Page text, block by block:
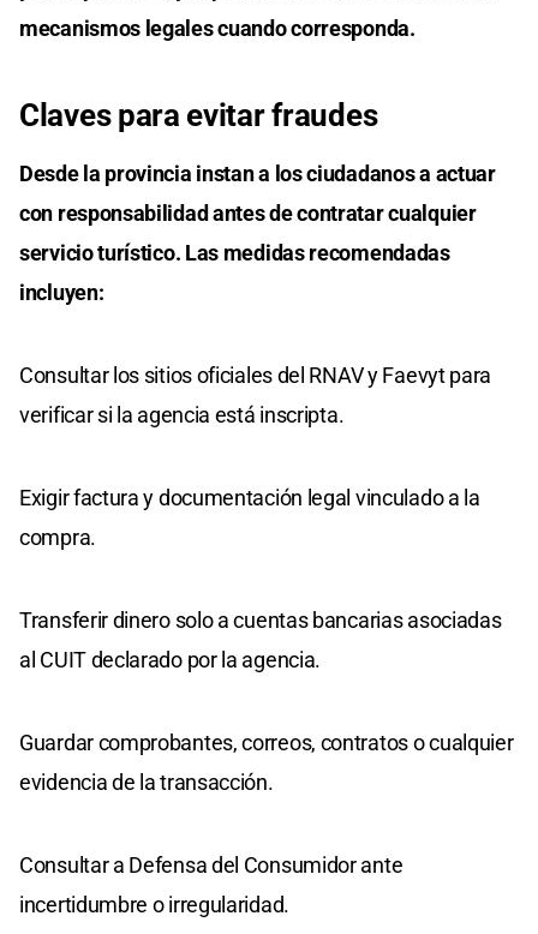
mecanismos legales cuando corresponda.
Claves para evitar fraudes
Desde la provincia instan a los ciudadanos a actuar
con responsabilidad antes de contratar cualquier
servicio turístico. Las medidas recomendadas
incluyen:
Consultar los sitios oficiales del RNAV y Faevyt para
verificar si la agencia está inscripta.
Exigir factura y documentación legal vinculado a la
compra.
Transferir dinero solo a cuentas bancarias asociadas
al CUIT declarado por la agencia.
Guardar comprobantes, correos, contratos o cualquier
evidencia de la transacción.
Consultar a Defensa del Consumidor ante
incertidumbre o irregularidad.